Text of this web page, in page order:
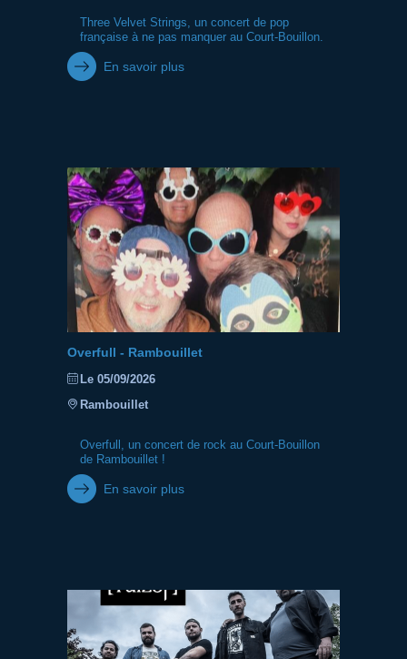
Three Velvet Strings, un concert de pop
française à ne pas manquer au Court-Bouillon.
En savoir plus
Overfull - Rambouillet
Le 05/09/2026
Rambouillet
Overfull, un concert de rock au Court-Bouillon
de Rambouillet !
En savoir plus